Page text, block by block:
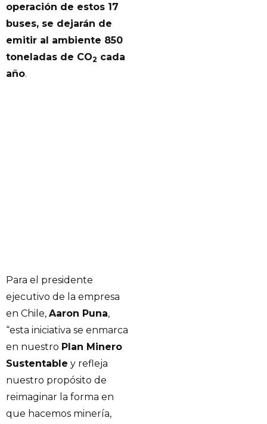
operación de estos 17
buses, se dejarán de
emitir al ambiente 850
toneladas de CO2 cada
año.
Para el presidente
ejecutivo de la empresa
en Chile, Aaron Puna,
“esta iniciativa se enmarca
en nuestro Plan Minero
Sustentable y refleja
nuestro propósito de
reimaginar la forma en
que hacemos minería,